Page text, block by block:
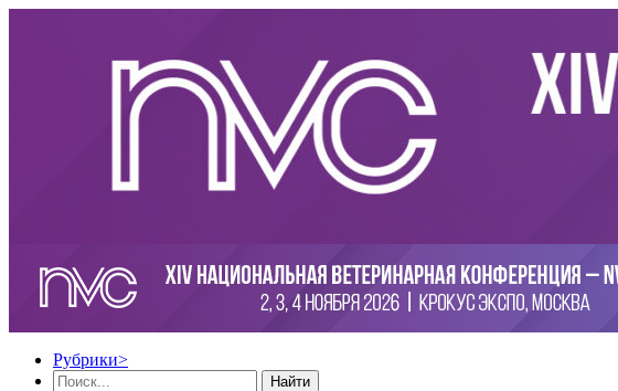
Рубрики>
Найти